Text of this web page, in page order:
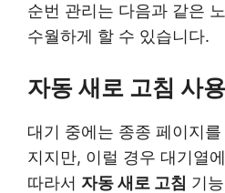
순번 관리는 다음과 같은
수월하게 할 수 있습니다.
자동 새로 고침 사
대기 중에는 종종 페이지
지지만, 이럴 경우 대기열
따라서 자동 새로 고침 기